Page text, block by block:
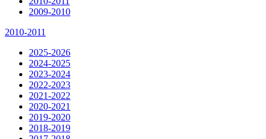
2009-2010
2010-2011
2025-2026
2024-2025
2023-2024
2022-2023
2021-2022
2020-2021
2019-2020
2018-2019